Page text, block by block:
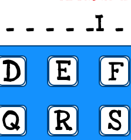
_ _ _ _
D E F
Q R S